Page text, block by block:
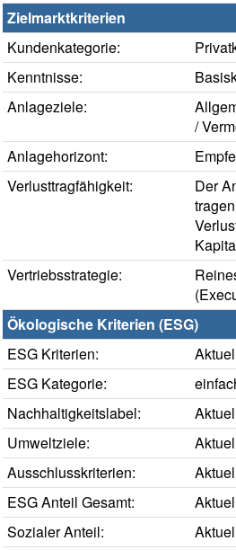
Zielmarktkriterien
Kundenkategorie:
Kenntnisse:
Anlageziele:
/
Anlagehorizont:
Verlusttragfähigkeit:
Der
Vertriebsstrategie:
Ökologische Kriterien (ESG)
ESG Kriterien:
ESG Kategorie:
Nachhaltigkeitslabel:
Umweltziele:
Ausschlusskriterien:
ESG Anteil Gesamt:
Sozialer Anteil: